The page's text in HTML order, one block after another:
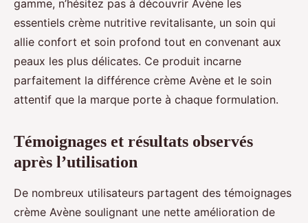
gamme, n’hésitez pas à découvrir Avène les
essentiels crème nutritive revitalisante, un soin qui
allie confort et soin profond tout en convenant aux
peaux les plus délicates. Ce produit incarne
parfaitement la différence crème Avène et le soin
attentif que la marque porte à chaque formulation.
Témoignages et résultats observés
après l’utilisation
De nombreux utilisateurs partagent des témoignages
crème Avène soulignant une nette amélioration de